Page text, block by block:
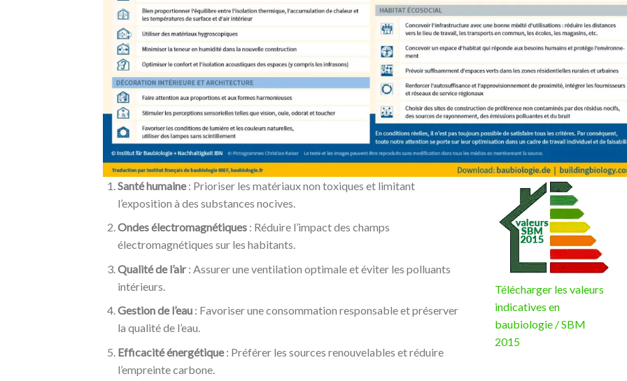
Santé humaine: Prioriser les matériaux non toxiques et limitant
l’exposition à des substances nocives.
Ondes électromagnétiques: Réduire l’impact des champs
électromagnétiques sur les habitants.
Qualité de l’air: Assurer une ventilation optimale et éviter les polluants
intérieurs.
Gestion de l’eau: Favoriser une consommation responsable et préserver
la qualité de l’eau.
Efficacité énergétique: Préférer les sources renouvelables et réduire
l’empreinte carbone.
Télécharger les valeurs
indicatives en
baubiologie / SBM
2015